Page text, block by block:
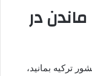
در
ترکیه بمانید،